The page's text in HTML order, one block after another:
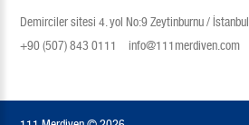
Demirciler sitesi 4. yol No:9 Zeytinburnu / İstanbul
+90 (507) 843 0111
info@111merdiven.com